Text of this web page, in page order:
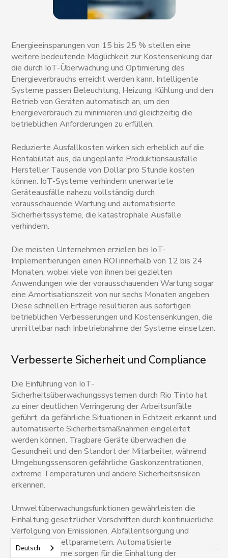
Energieeinsparungen von 15 bis 25 % stellen eine
weitere bedeutende Möglichkeit zur Kostensenkung dar,
die durch IoT-Überwachung und Optimierung des
Energieverbrauchs erreicht werden kann. Intelligente
Systeme passen Beleuchtung, Heizung, Kühlung und den
Betrieb von Geräten automatisch an, um den
Energieverbrauch zu minimieren und gleichzeitig die
betrieblichen Anforderungen zu erfüllen.
Reduzierte Ausfallkosten wirken sich erheblich auf die
Rentabilität aus, da ungeplante Produktionsausfälle
Hersteller Tausende von Dollar pro Stunde kosten
können. IoT-Systeme verhindern unerwartete
Geräteausfälle nahezu vollständig durch
vorausschauende Wartung und automatisierte
Sicherheitssysteme, die katastrophale Ausfälle
verhindern.
Die meisten Unternehmen erzielen bei IoT-
Implementierungen einen ROI innerhalb von 12 bis 24
Monaten, wobei viele von ihnen bei gezielten
Anwendungen wie der vorausschauenden Wartung sogar
eine Amortisationszeit von nur sechs Monaten angeben.
Diese schnellen Erträge resultieren aus sofortigen
betrieblichen Verbesserungen und Kostensenkungen, die
unmittelbar nach Inbetriebnahme der Systeme einsetzen.
Verbesserte Sicherheit und Compliance
Die Einführung von IoT-
Sicherheitsüberwachungssystemen durch Rio Tinto hat
zu einer deutlichen Verringerung der Arbeitsunfälle
geführt, da gefährliche Situationen in Echtzeit erkannt und
automatisierte Sicherheitsmaßnahmen eingeleitet
werden können. Tragbare Geräte überwachen die
Gesundheit und den Standort der Mitarbeiter, während
Umgebungssensoren gefährliche Gaskonzentrationen,
extreme Temperaturen und andere Sicherheitsrisiken
erkennen.
Umweltüberwachungsfunktionen gewährleisten die
Einhaltung gesetzlicher Vorschriften durch kontinuierliche
Verfolgung von Emissionen, Abfallentsorgung und
anderen Umweltparametern. Automatisierte
Berichtssysteme sorgen für die Einhaltung der
Deutsch